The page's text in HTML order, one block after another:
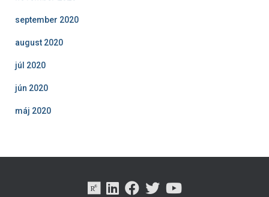
september 2020
august 2020
júl 2020
jún 2020
máj 2020